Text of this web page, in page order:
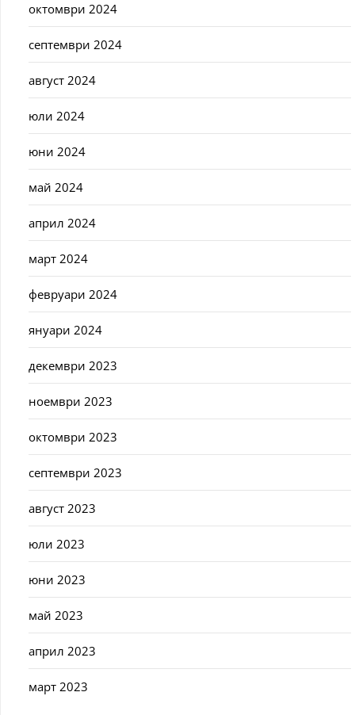
октомври 2024
септември 2024
август 2024
юли 2024
юни 2024
май 2024
април 2024
март 2024
февруари 2024
януари 2024
декември 2023
ноември 2023
октомври 2023
септември 2023
август 2023
юли 2023
юни 2023
май 2023
април 2023
март 2023